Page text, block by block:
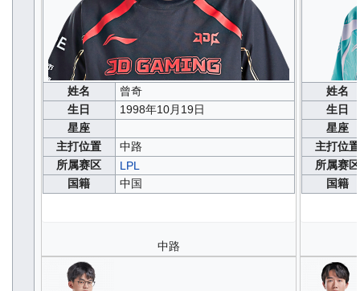
姓名
曾奇
生日
1998年10月19日
星座
主打位置
中路
所属赛区
LPL
国籍
中国
中路
姓名
生日
星座
主打位置
所属赛区
国籍